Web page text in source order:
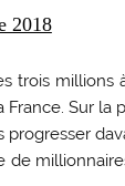
2018
millions
Sur la
de